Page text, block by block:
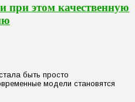
при этом качественную
быть просто
модели становятся